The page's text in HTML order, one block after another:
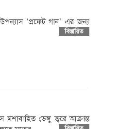
‘প্রফেট গান’ এর জন্য
বিস্তারিত
ডেঙ্গু জ্বরে আক্রান্ত